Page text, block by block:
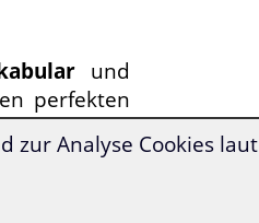
und
perfekten
zur Analyse Cookies laut